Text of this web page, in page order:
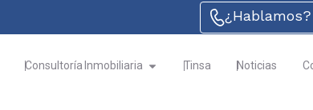
¿Hablamos?
Consultoría Inmobiliaria Tinsa Noticias